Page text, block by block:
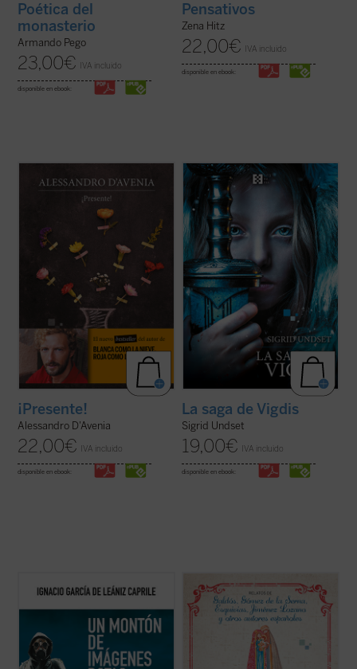
Poética del
monasterio
Armando Pego
23,00€ IVA incluido
disponible en ebook:
Pensativos
Zena Hitz
22,00€ IVA incluido
disponible en ebook:
Blanca como la nieve, roja como la sangre
Alessandro D'Avenia vuelve a narrarnos
jóvenes como solo sabe hacerlo alguien
que vive ese mundo en primera ...
¡Presente!
Alessandro D'Avenia
22,00€ IVA incluido
disponible en ebook:
En el perenne invierno de la Escandinavia
medieval, la joven Vigdis se enamora
perdidamente de Ljot, un marinero islandés
descarado, audaz en la batalla y sensible a
la poesía. La atracción es mutua, pero Ljot
se aprovecha de la ingenuidad de ...
(ver
ficha)
La saga de Vigdis
Sigrid Undset
19,00€ IVA incluido
disponible en ebook:
El libro supone una aproximación fecunda a
La tierra baldíade Eliot considerándola
imágenes rotas. Y
constituye para nosotros un ...
Este nuevo volumen de cuentos navideños
vuelve a reunir una destacada selección de
textos de algunos de los mejores
exponentes de nuestra literatura. En ellos
el lector encuentra la alegría y la vivencia
profunda de la tradición navideña ...